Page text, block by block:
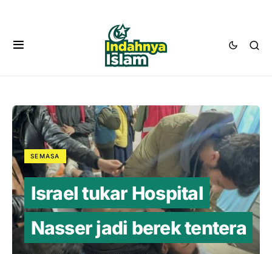
SEMASA
Israel tukar Hospital
Nasser jadi berek tentera